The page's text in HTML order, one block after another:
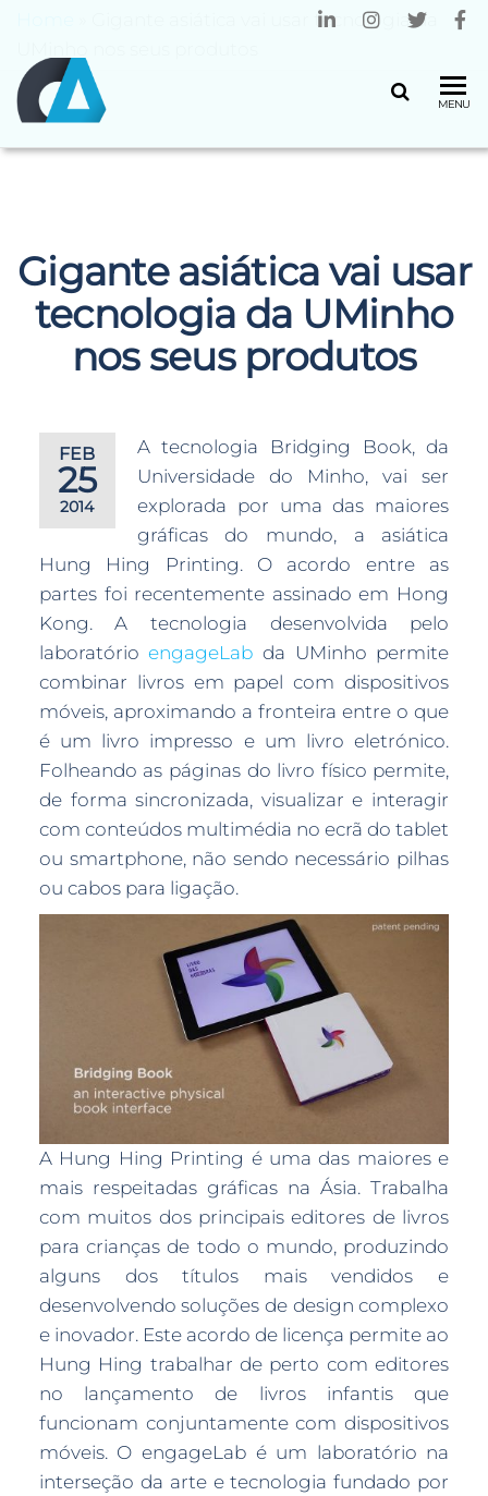
MENU
Gigante asiática vai usar tecnologia da
Gigante asiática vai usar
tecnologia da UMinho
nos seus produtos
FEB
25
2014
A tecnologia Bridging Book, da
Universidade do Minho, vai ser
explorada por uma das maiores
gráficas do mundo, a asiática
Hung Hing Printing. O acordo entre as
partes foi recentemente assinado em Hong
Kong. A tecnologia desenvolvida pelo
laboratórioengageLab da UMinho permite
combinar livros em papel com dispositivos
móveis, aproximando a fronteira entre o que
é um livro impresso e um livro eletrónico.
Folheando as páginas do livro físico permite,
de forma sincronizada, visualizar e interagir
com conteúdos multimédia no ecrã do tablet
ou smartphone, não sendo necessário pilhas
ou cabos para ligação.
A Hung Hing Printing é uma das maiores e
mais respeitadas gráficas na Ásia. Trabalha
com muitos dos principais editores de livros
para crianças de todo o mundo, produzindo
alguns dos títulos mais vendidos e
desenvolvendo soluções de design complexo
e inovador. Este acordo de licença permite ao
Hung Hing trabalhar de perto com editores
no lançamento de livros infantis que
funcionam conjuntamente com dispositivos
móveis. O engageLab é um laboratório na
interseção da arte e tecnologia fundado por